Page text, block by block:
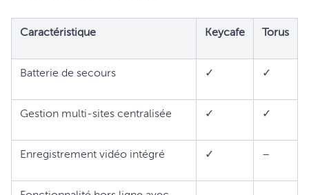
Caractéristique Keycafe Torus
Batterie de secours ✓ ✓
Gestion multi-sites centralisée ✓ ✓
Enregistrement vidéo intégré ✓ –